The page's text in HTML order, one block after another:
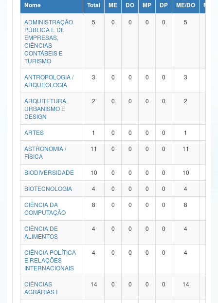
Ministério da Ciência, Tecnologia, Inovações e Comunicações
Ministério do Meio Ambiente
Ministério do Turismo
Ministério do Desenvolvimento Regional
Controladoria-Geral da União
Ministério da Mulher, da Família e dos Direitos Humanos
Secretaria de Governo
Advocacia-Geral da União
Banco Central do Brasil
Nome Total ME DO MP DP ME/DO
MP/
ADMINISTRAÇÃO
PÚBLICA E DE
EMPRESAS,
CIÊNCIAS
CONTÁBEIS E
TURISMO
5 0 0 0 0 5
ANTROPOLOGIA /
ARQUEOLOGIA
3 0 0 0 0 3
ARQUITETURA,
URBANISMO E
DESIGN
2 0 0 0 0 2
ARTES 1 0 0 0 0 1
ASTRONOMIA /
FÍSICA
11 0 0 0 0 11
BIODIVERSIDADE 10 0 0 0 0 10
BIOTECNOLOGIA
4 0 0 0 0 4
CIÊNCIA DA
COMPUTAÇÃO
8 0 0 0 0 8
CIÊNCIA DE
ALIMENTOS
4 0 0 0 0 4
CIÊNCIA POLÍTICA
E RELAÇÕES
INTERNACIONAIS
4 0 0 0 0 4
CIÊNCIAS
AGRÁRIAS I
14 0 0 0 0 14